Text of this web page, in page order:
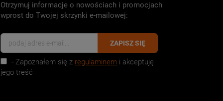
Otrzymuj informacje o nowościach i promocjach
wprost do Twojej skrzynki e-mailowej:
ZAPISZ SIĘ
- Zapoznałem się z regulaminem i akceptuję
jego treść